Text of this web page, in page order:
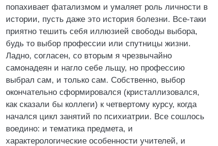
попахивает фатализмом и умаляет роль личности в
истории, пусть даже это история болезни. Все-таки
приятно тешить себя иллюзией свободы выбора,
будь то выбор профессии или спутницы жизни.
Ладно, согласен, со вторым я чрезвычайно
самонадеян и нагло себе льщу, но профессию
выбрал сам, и только сам. Собственно, выбор
окончательно сформировался (кристаллизовался,
как сказали бы коллеги) к четвертому курсу, когда
начался цикл занятий по психиатрии. Все сошлось
воедино: и тематика предмета, и
характерологические особенности учителей, и